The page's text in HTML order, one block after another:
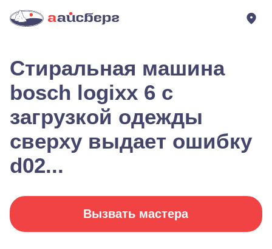
Стиральная машина
bosch logixx 6 с
загрузкой одежды
сверху выдает ошибку
d02...
Вызвать мастера